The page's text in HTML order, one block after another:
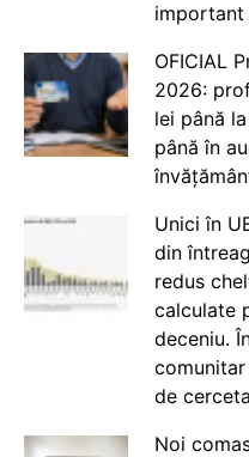
important
OFICIAL
2026:
lei până
până în
Unici în
din
redus
calculate
deceniu.
de
Noi